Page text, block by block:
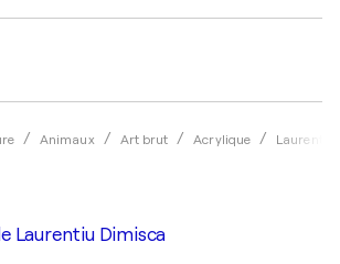
Animaux Art brut Acrylique Laurentiu
Laurentiu Dimisca